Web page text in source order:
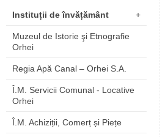
Instituții de învățământ +
Muzeul de Istorie şi Etnografie
Orhei
Regia Apă Canal – Orhei S.A.
Î.M. Servicii Comunal - Locative
Orhei
Î.M. Achiziții, Comerț și Piețe